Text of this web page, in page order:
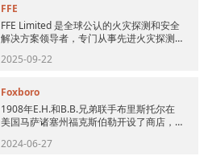
FFE
FFE Limited 是全球公认的火灾探测和安全
解决方案领导者，专门从事先进火灾探测
和其他创新消防...
2025-09-22
Foxboro
1908年E.H.和B.B.兄弟联手布里斯托尔在
美国马萨诸塞州福克斯伯勒开设了商店，
独创性而创立了F...
2024-06-27